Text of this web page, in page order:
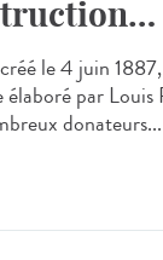
le 4 juin
par Louis
donateurs...